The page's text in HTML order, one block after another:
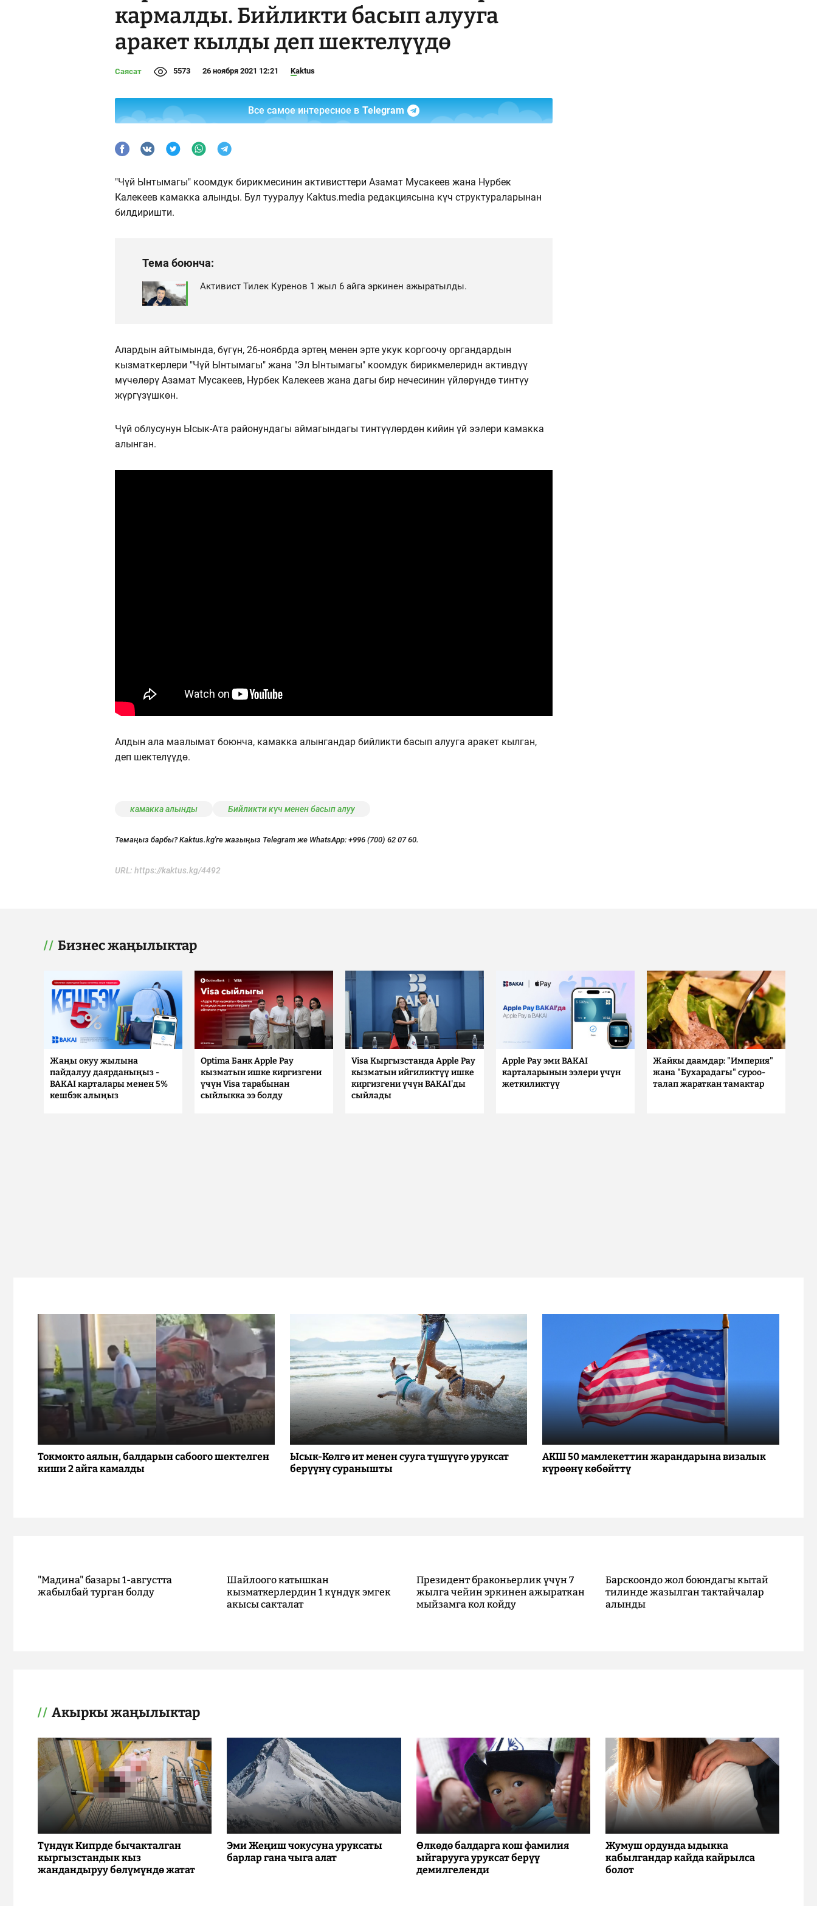
кармалды. Бийликти басып алууга
аракет кылды деп шектелүүдө
Саясат 5573 26 ноября 2021 12:21 Kaktus
Все самое интересное в Telegram
"Чүй Ынтымагы" коомдук бирикмесинин активисттери Азамат Мусакеев жана Нурбек
Калекеев камакка алынды. Бул тууралуу Kaktus.media редакциясына күч структураларынан
билдиришти.
Тема боюнча:
Активист Тилек Куренов 1 жыл 6 айга эркинен ажыратылды.
Алардын айтымында, бүгүн, 26-ноябрда эртең менен эрте укук коргоочу органдардын
кызматкерлери "Чүй Ынтымагы" жана "Эл Ынтымагы" коомдук бирикмелеридн активдүү
мүчөлөрү Азамат Мусакеев, Нурбек Калекеев жана дагы бир нечесинин үйлөрүндө тинтүу
жүргүзүшкөн.
Чүй облусунун Ысык-Ата районундагы аймагындагы тинтүүлөрдөн кийин үй ээлери камакка
алынган.
Алдын ала маалымат боюнча, камакка алынгандар бийликти басып алууга аракет кылган,
деп шектелүүдө.
камакка алынды Бийликти күч менен басып алуу
Темаңыз барбы? Kaktus.kg'ге жазыңыз Telegram же WhatsApp: +996 (700) 62 07 60.
URL: https://kaktus.kg/4492
Бизнес жаңылыктар
Жаңы окуу жылына
пайдалуу даярданыңыз -
BAKAI карталары менен 5%
кешбэк алыңыз
Optima Банк Apple Pay
кызматын ишке киргизгени
үчүн Visa тарабынан
сыйлыкка ээ болду
Visa Кыргызстанда Apple Pay
кызматын ийгиликтүү ишке
киргизгени үчүн BAKAI'ды
сыйлады
Apple Pay эми BAKAI
карталарынын ээлери үчүн
жеткиликтүү
Жайкы даамдар: "Империя"
жана "Бухарадагы" суроо-
талап жараткан тамактар
Токмокто аялын, балдарын сабоого шектелген
киши 2 айга камалды
Ысык-Көлгө ит менен сууга түшүүгө уруксат
берүүнү суранышты
АКШ 50 мамлекеттин жарандарына визалык
күрөөнү көбөйттү
"Мадина" базары 1-августта
жабылбай турган болду
Шайлоого катышкан
кызматкерлердин 1 күндүк эмгек
акысы сакталат
Президент браконьерлик үчүн 7
жылга чейин эркинен ажыраткан
мыйзамга кол койду
Барскоондо жол боюндагы кытай
тилинде жазылган тактайчалар
алынды
Акыркы жаңылыктар
Түндүк Кипрде бычакталган
кыргызстандык кыз
жандандыруу бөлүмүндө жатат
Эми Жеңиш чокусуна уруксаты
барлар гана чыга алат
Өлкөдө балдарга кош фамилия
ыйгарууга уруксат берүү
демилгеленди
Жумуш ордунда ыдыкка
кабылгандар кайда кайрылса
болот